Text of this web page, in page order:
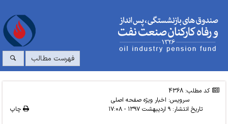
فهرست مطالب
کد مطلب: 4368
سرویس: اخبار ویژه صفحه اصلی
تاریخ انتشار:۹ اردیبهشت ۱۳۹۷ - ۱۷:۰۸ چاپ